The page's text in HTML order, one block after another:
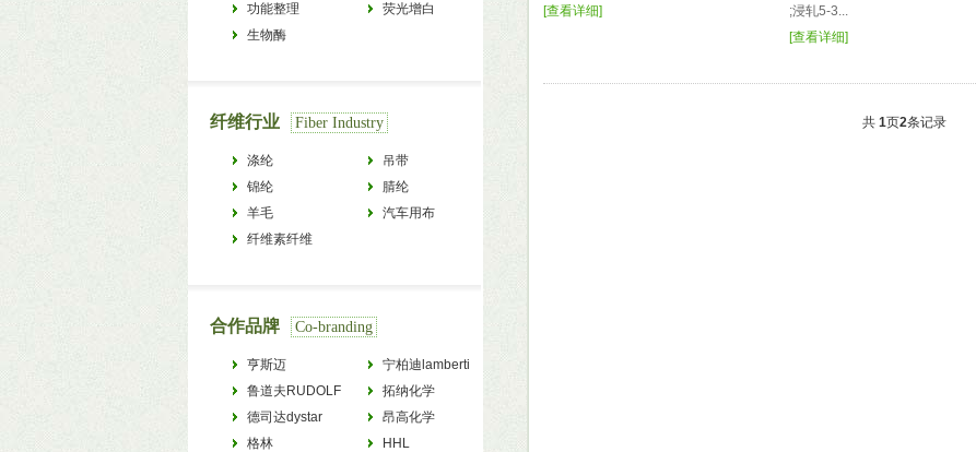
[查看详细]
;浸轧5-3...
[查看详细]
共 1页2条记录
功能整理
荧光增白
生物酶
纤维行业 Fiber Industry
涤纶
吊带
锦纶
腈纶
羊毛
汽车用布
纤维素纤维
合作品牌 Co-branding
亨斯迈
HUNTSMAN
宁柏迪lamberti
鲁道夫RUDOLF
拓纳化学
tanatexchemicals
德司达dystar
昂高化学
archroma
格林 HHL